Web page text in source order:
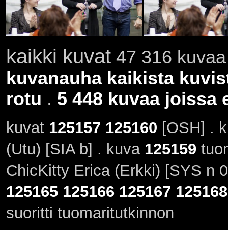
kaikki kuvat47 316
kuvanauha kaikista
rotu . 5 448 kuvaa joissa
kuvat 125157 125160 [OSH] .
(Utu) [SIA b] . kuva 125159
ChicKitty Erica (Erkki) [SYS n
125165 125166 125167 125168
suoritti tuomaritutkinnon